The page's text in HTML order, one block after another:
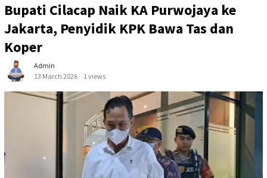
Bupati Cilacap Naik KA Purwojaya ke
Jakarta, Penyidik KPK Bawa Tas dan
Koper
Admin
13 March 2026
1 views